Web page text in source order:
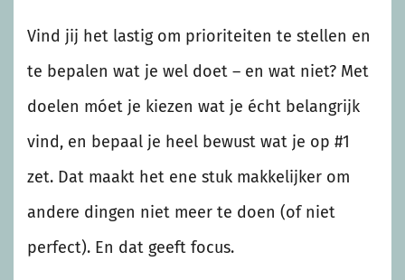
Vind jij het lastig om prioriteiten te stellen en
te bepalen wat je wel doet – en wat niet? Met
doelen móet je kiezen wat je écht belangrijk
vind, en bepaal je heel bewust wat je op #1
zet. Dat maakt het ene stuk makkelijker om
andere dingen niet meer te doen (of niet
perfect). En dat geeft focus.